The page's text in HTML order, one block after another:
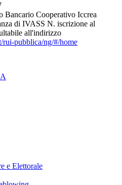
Bancario Cooperativo Iccrea
di IVASS N. iscrizione al
all'indirizzo
rui-pubblica/ng/#/home
e Elettorale